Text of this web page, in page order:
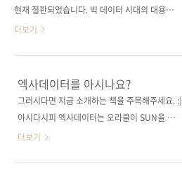
현재 절판되었습니다. 빅 데이터 시대의 대용량
데이터, 완전정복! 스토리지 계층에서 SQL 처리
Oracle Exadata(원서 ISBN
9781430233923) 저자명 케리 오스본, 랜디 존
슨, 타넬 포더 역자명 김주현 출판일 2013년 4
(188*245), 반양장(Soft Cover) 정 가 38,000
원 ISBN 978-89-94506-61-6 부가기호:
더보기
엑사데이터를 아시나요?
그러시다면 지금 소개하는 책을 주목해주세요. :)
아시다시피 엑사데이터는 오라클이 SUN을 인
수하면서 SUN의 하드웨어에 오라클의 DBMS
더보기